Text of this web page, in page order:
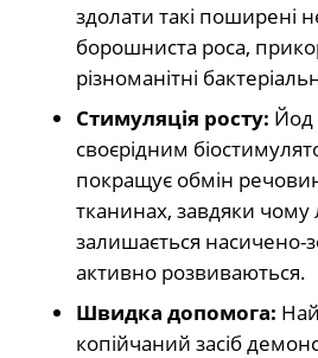
здолати такі поширені
борошниста роса,
різноманітні
Стимуляція росту: Йод
своєрідним
покращує обмін
тканинах, завдяки
залишається насичено-
активно розвиваються.
Швидка допомога:
копійчаний засіб